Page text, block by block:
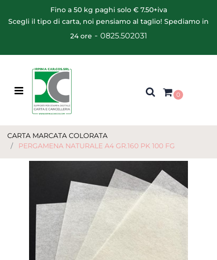
Fino a 50 kg paghi solo € 7.50+iva
Scegli il tipo di carta, noi pensiamo al taglio! Spediamo in
24 ore - 0825.502031
Open menu
0
CARTA MARCATA COLORATA
PERGAMENA NATURALE A4 GR.160 PK 100 FG